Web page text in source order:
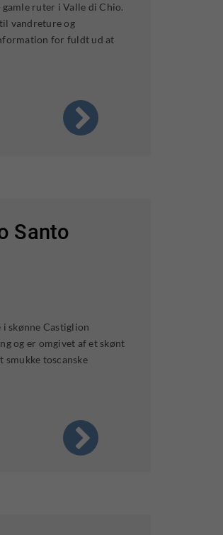
ruter i Valle di Chio.
vandreture og
for fuldt ud at
Santo
i skønne Castiglion
og er omgivet af et skønt
toscanske